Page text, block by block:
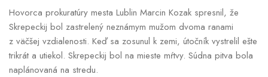
Hovorca prokuratúry mesta Lublin Marcin Kozak spresnil, že
Skrepeckij bol zastrelený neznámym mužom dvoma ranami
z väčšej vzdialenosti. Keď sa zosunul k zemi, útočník vystrelil ešte
trikrát a utiekol. Skrepeckij bol na mieste mŕtvy. Súdna pitva bola
naplánovaná na stredu.